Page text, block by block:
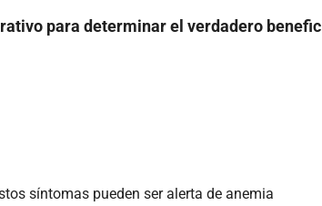
para determinar el verdadero
síntomas pueden ser alerta de anemia